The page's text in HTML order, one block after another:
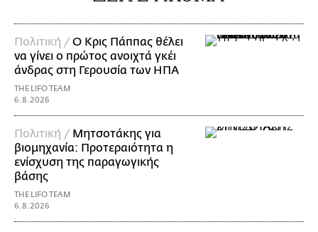
Πολιτική /Ο Κρις Πάππας θέλει
να γίνει ο πρώτος ανοιχτά γκέι
άνδρας στη Γερουσία των ΗΠΑ
THE LIFO TEAM
6.8.2026
Πολιτική / Μητσοτάκης για
βιομηχανία: Προτεραιότητα η
ενίσχυση της παραγωγικής
βάσης
THE LIFO TEAM
6.8.2026